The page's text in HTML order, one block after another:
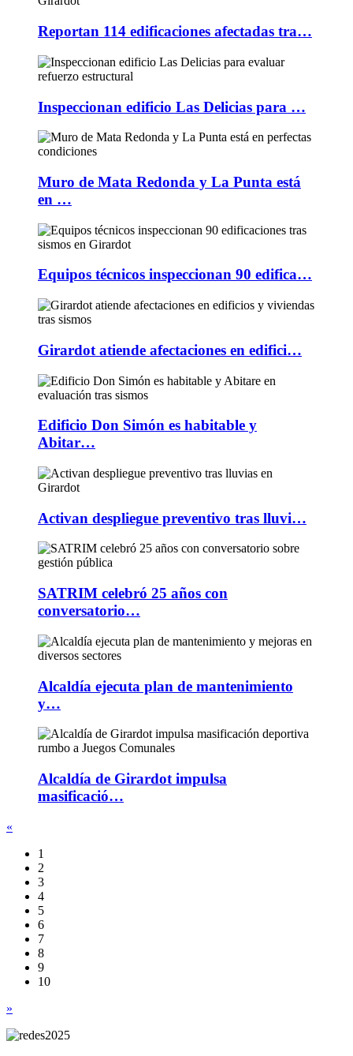
Reportan 114 edificaciones afectadas tra…
Inspeccionan edificio Las Delicias para …
Muro de Mata Redonda y La Punta está
en …
Equipos técnicos inspeccionan 90 edifica…
Girardot atiende afectaciones en edifici…
Edificio Don Simón es habitable y
Abitar…
Activan despliegue preventivo tras lluvi…
SATRIM celebró 25 años con
conversatorio…
Alcaldía ejecuta plan de mantenimiento
y…
Alcaldía de Girardot impulsa
masificació…
«
1
2
3
4
5
6
7
8
9
10
»